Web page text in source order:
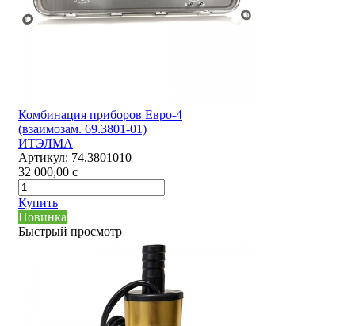
Комбинация приборов Евро-4
(взаимозам. 69.3801-01)
ИТЭЛМА
Артикул: 74.3801010
32 000,00 c
Купить
Новинка
Быстрый просмотр